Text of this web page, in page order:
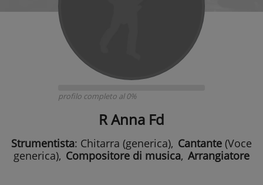
profilo completo al 0%
R Anna Fd
Strumentista: Chitarra (generica), Cantante (Voce
generica), Compositore di musica, Arrangiatore